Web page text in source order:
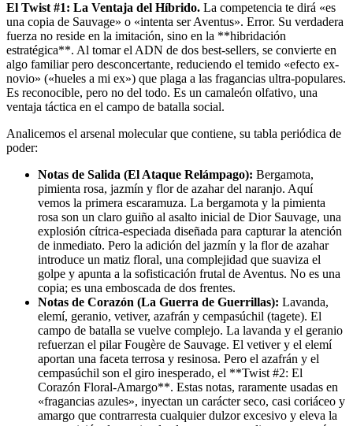
El Twist #1: La Ventaja del Híbrido. La competencia te dirá «es
una copia de Sauvage» o «intenta ser Aventus». Error. Su verdadera
fuerza no reside en la imitación, sino en la **hibridación
estratégica**. Al tomar el ADN de dos best-sellers, se convierte en
algo familiar pero desconcertante, reduciendo el temido «efecto ex-
novio» («hueles a mi ex») que plaga a las fragancias ultra-populares.
Es reconocible, pero no del todo. Es un camaleón olfativo, una
ventaja táctica en el campo de batalla social.
Analicemos el arsenal molecular que contiene, su tabla periódica de
poder:
Notas de Salida (El Ataque Relámpago): Bergamota,
pimienta rosa, jazmín y flor de azahar del naranjo. Aquí
vemos la primera escaramuza. La bergamota y la pimienta
rosa son un claro guiño al asalto inicial de Dior Sauvage, una
explosión cítrica-especiada diseñada para capturar la atención
de inmediato. Pero la adición del jazmín y la flor de azahar
introduce un matiz floral, una complejidad que suaviza el
golpe y apunta a la sofisticación frutal de Aventus. No es una
copia; es una emboscada de dos frentes.
Notas de Corazón (La Guerra de Guerrillas): Lavanda,
elemí, geranio, vetiver, azafrán y cempasúchil (tagete). El
campo de batalla se vuelve complejo. La lavanda y el geranio
refuerzan el pilar Fougère de Sauvage. El vetiver y el elemí
aportan una faceta terrosa y resinosa. Pero el azafrán y el
cempasúchil son el giro inesperado, el **Twist #2: El
Corazón Floral-Amargo**. Estas notas, raramente usadas en
«fragancias azules», inyectan un carácter seco, casi coriáceo y
amargo que contrarresta cualquier dulzor excesivo y eleva la